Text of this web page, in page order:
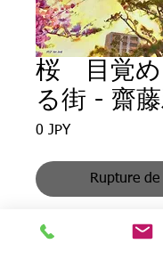
桜 目覚
る街 - 齋
0 JPYPrix
Rupture de
Sakura Wake Up in